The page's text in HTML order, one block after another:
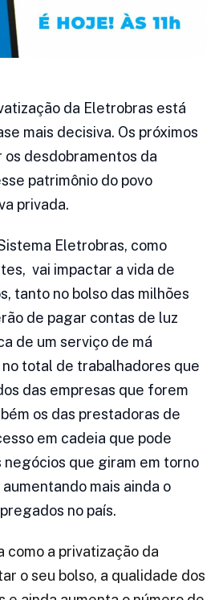
da Eletrobras está
mais decisiva. Os próximos
desdobramentos da
patrimônio do povo
privada.
Eletrobras, como
vai impactar a vida de
tanto no bolso das milhões
de pagar contas de luz
de um serviço de má
total de trabalhadores que
das empresas que forem
os das prestadoras de
em cadeia que pode
que giram em torno
aumentando mais ainda o
no país.
como a privatização da
o seu bolso, a qualidade dos